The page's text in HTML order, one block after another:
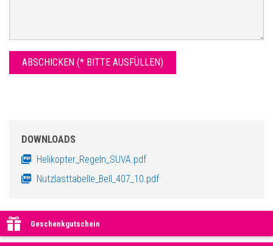
DOWNLOADS
Helikopter_Regeln_SUVA.pdf
Nutzlasttabelle_Bell_407_10.pdf
Geschenkgutschein